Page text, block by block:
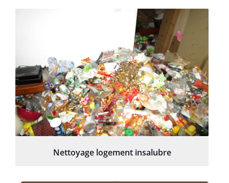
Nettoyage logement insalubre